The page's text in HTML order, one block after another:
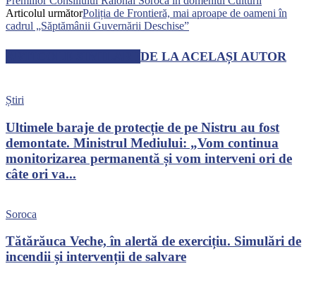
Articolul următorPoliția de Frontieră, mai aproape de oameni în
cadrul „Săptămânii Guvernării Deschise”
DE LA ACELAȘI AUTOR
Știri
Ultimele baraje de protecție de pe Nistru au fost
demontate. Ministrul Mediului: „Vom continua
monitorizarea permanentă și vom interveni ori de
câte ori va...
Soroca
Tătărăuca Veche, în alertă de exercițiu. Simulări de
incendii și intervenții de salvare